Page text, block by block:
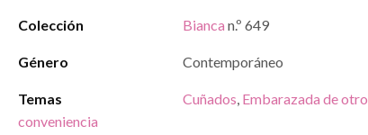
Colección Bianca n.º 649
Género Contemporáneo
Temas Cuñados, Embarazada de otro
conveniencia